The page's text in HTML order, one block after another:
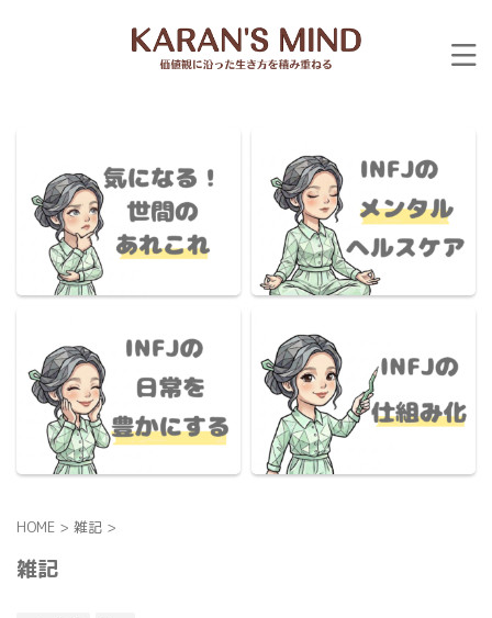
HOME > 雑記 >
雑記